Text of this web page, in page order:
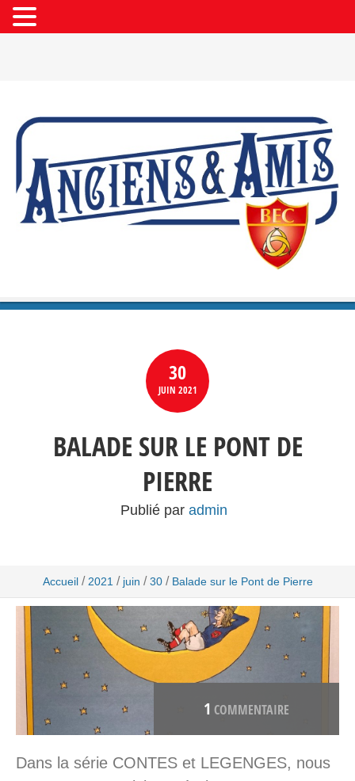
30
JUIN 2021
BALADE SUR LE PONT DE
PIERRE
Publié par admin
Accueil / 2021 / juin / 30 / Balade sur le Pont de Pierre
1 COMMENTAIRE
Dans la série CONTES et LEGENGES, nous